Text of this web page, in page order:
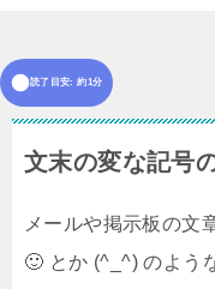
読了目安: 約1分
文末の変な記号
メールや掲示板の文
🙂 とか (^_^) のよう